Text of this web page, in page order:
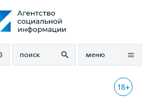
поиск меню
18+